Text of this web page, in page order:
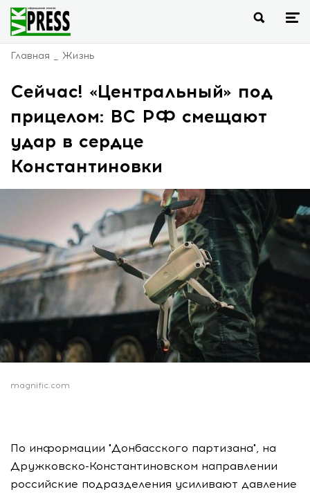
Главная Жизнь
Сейчас! «Центральный» под
прицелом: ВС РФ смещают
удар в сердце
Константиновки
magnific.com
По информации "Донбасского партизана", на
Дружковско-Константиновском направлении
российские подразделения усиливают давление